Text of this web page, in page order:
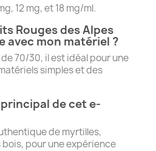
12 mg, et 18 mg/ml.
Rouges des Alpes
avec mon matériel ?
70/30, il est idéal pour une
simples et des
de cet e-
de myrtilles,
pour une expérience